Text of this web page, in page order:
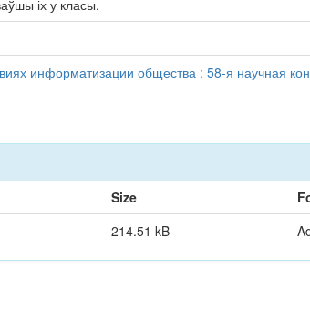
іх у класы.
информатизации общества : 58-я научная
Size
214.51 kB